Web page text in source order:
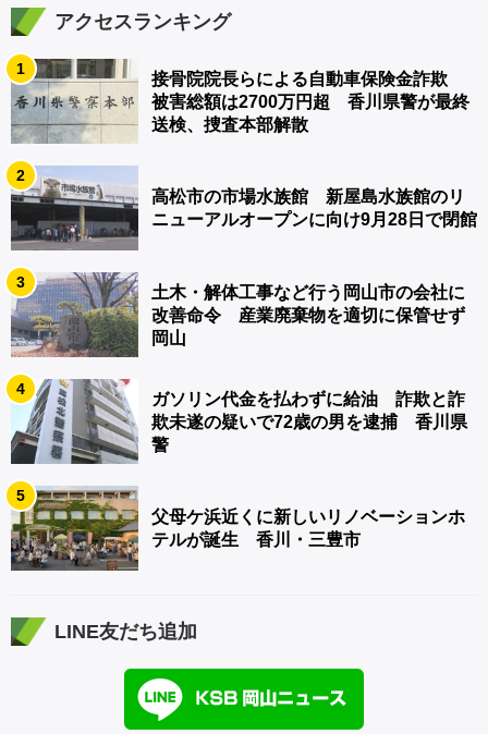
アクセスランキング
1
接骨院院長らによる自動車保険金詐欺
被害総額は2700万円超 香川県警が最終
送検、捜査本部解散
2
高松市の市場水族館 新屋島水族館のリ
ニューアルオープンに向け9月28日で閉館
3
土木・解体工事など行う岡山市の会社に
改善命令 産業廃棄物を適切に保管せず
岡山
4
ガソリン代金を払わずに給油 詐欺と詐
欺未遂の疑いで72歳の男を逮捕 香川県
警
5
父母ケ浜近くに新しいリノベーションホ
テルが誕生 香川・三豊市
LINE友だち追加